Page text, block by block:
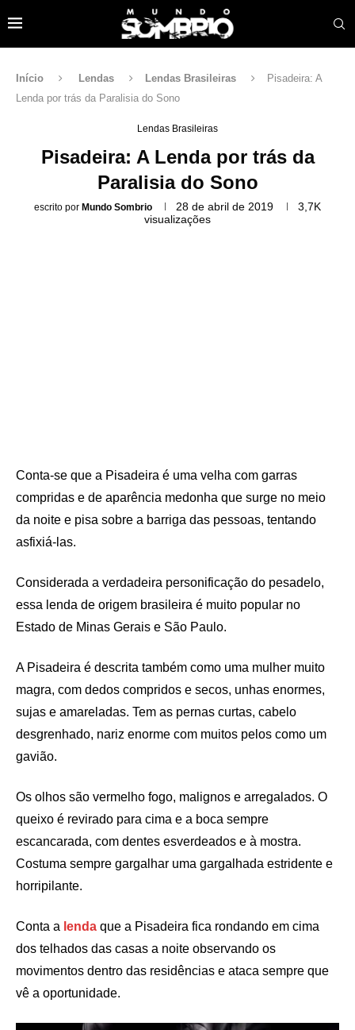
Início Lendas Lendas Brasileiras
Pisadeira: A
Lenda por trás da Paralisia do Sono
Lendas Brasileiras
Pisadeira: A Lenda por trás da
Paralisia do Sono
escrito por Mundo Sombrio 28 de abril de 2019
3,7K
visualizações
Conta-se que a Pisadeira é uma velha com garras
compridas e de aparência medonha que surge no meio
da noite e pisa sobre a barriga das pessoas, tentando
asfixiá-las.
Considerada a verdadeira personificação do pesadelo,
essa lenda de origem brasileira é muito popular no
Estado de Minas Gerais e São Paulo.
A Pisadeira é descrita também como uma mulher muito
magra, com dedos compridos e secos, unhas enormes,
sujas e amareladas. Tem as pernas curtas, cabelo
desgrenhado, nariz enorme com muitos pelos como um
gavião.
Os olhos são vermelho fogo, malignos e arregalados. O
queixo é revirado para cima e a boca sempre
escancarada, com dentes esverdeados e à mostra.
Costuma sempre gargalhar uma gargalhada estridente e
horripilante.
Conta a lenda que a Pisadeira fica rondando em cima
dos telhados das casas a noite observando os
movimentos dentro das residências e ataca sempre que
vê a oportunidade.